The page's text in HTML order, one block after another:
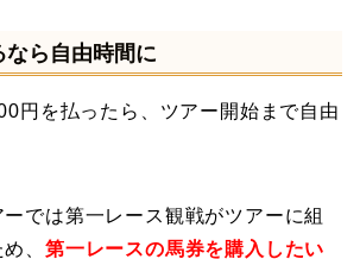
ら自由時間に
円を払ったら、ツアー開始まで自由
では第一レース観戦がツアーに組
、 第一レースの馬券を購入したい